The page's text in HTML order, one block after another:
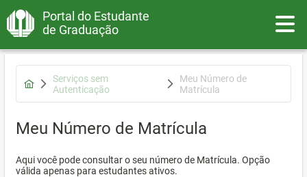
Portal do Estudante
de Graduação
Serviços sem
Autenticação
Meu Número de
Matrícula
Meu Número de Matrícula
Aqui você pode consultar o seu número de Matrícula. Opção
válida apenas para estudantes ativos.